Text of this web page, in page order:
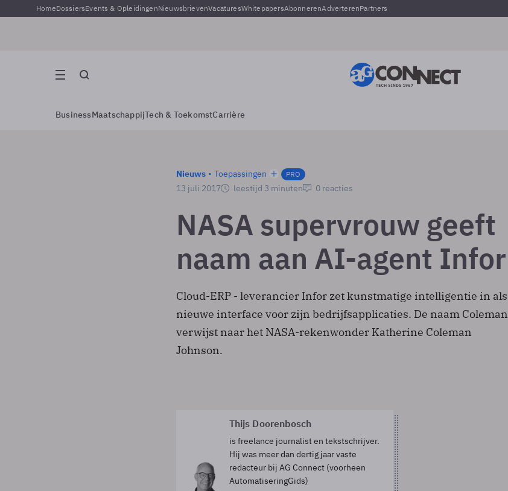
HomeDossiersEvents & OpleidingenNieuwsbrievenVacaturesWhitepapersAbonnerenAdverterenPartners
BusinessMaatschappijTech & ToekomstCarrière
Nieuws Toepassingen PRO
13 juli 2017 leestijd 3 minuten 0 reacties
NASA supervrouw geeft
naam aan AI-agent Infor
Cloud-ERP - leverancier Infor zet kunstmatige intelligentie in als
nieuwe interface voor zijn bedrijfsapplicaties. De naam Coleman
verwijst naar het NASA-rekenwonder Katherine Coleman
Johnson.
Thijs Doorenbosch
is freelance journalist en tekstschrijver.
Hij was meer dan dertig jaar vaste
redacteur bij AG Connect (voorheen
AutomatiseringGids)